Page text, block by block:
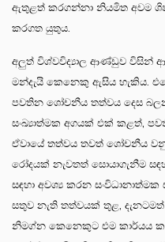
ඇතුළත් කරගන්නා නියමිත අවම
කරගත යුතුය.
අලුත් විශ්වවිද්‍යාල ආණ්ඩුව විසින්
මන්දැයි කෙනෙකු ඇසිය හැකිය.
පවතින ශෝචනීය තත්වය දෙස
සංඛ්‍යාත්මක අගයක් එක් කළත්,
ඒවායේ තත්වය තවත් ශෝචනීය
රෝදයක් නැවතත් සොයාගැනීම
සඳහා අවශ්‍ය කරන
සතුව නැති තත්වයක් තුළ,
නිමග්න කෙනෙකුට එම කාර්යය